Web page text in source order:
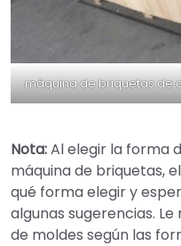
máquina de briquetas de
Nota:Al elegir la forma
máquina de briquetas,
qué forma elegir y
algunas sugerencias.
de moldes según las